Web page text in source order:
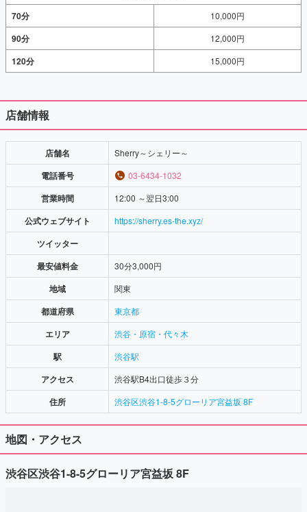
70分
10,000円
90分 12,000円
120分 15,000円
店舗情報
店舗名 Sherry～シェリー～
電話番号 03-6434-1032
営業時間 12:00 ～翌日3:00
公式ウェブサイト https://sherry.es-the.xyz/
ツイッター
最安値料金
30分3,000円
地域 関東
都道府県 東京都
エリア 渋谷・原宿・代々木
駅 渋谷駅
アクセス 渋谷駅B4出口徒歩３分
住所 渋谷区渋谷1-8-5グローリア宮益坂 8F
地図・アクセス
渋谷区渋谷1-8-5グローリア宮益坂 8F